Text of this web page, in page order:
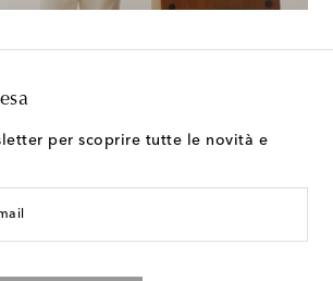
per scoprire tutte le novità e